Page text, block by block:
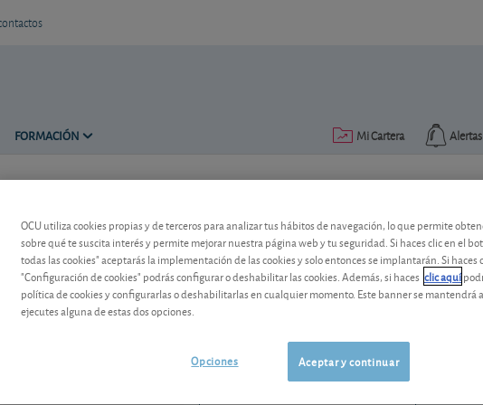
FORMACIÓN Alertas
Mi Cartera
Indra Sistemas:
La compañía tecnológico sufre las
Administraciones Públicas. Vea
OCU utiliza cookies propias y de terceros para analizar tus hábitos de navegación, lo que permite
sobre qué te suscita interés y permite mejorar nuestra página web y tu seguridad. Si haces clic en el
todas las cookies" aceptarás la implementación de las cookies y solo entonces se implantarán. Si haces
"Configuración de cookies" podrás configurar o deshabilitar las cookies. Además, si haces clic aquí
política de cookies y configurarlas o deshabilitarlas en cualquier momento. Este banner se mantendrá
ejecutes alguna de estas dos opciones.
Aceptar y continuar
Opciones